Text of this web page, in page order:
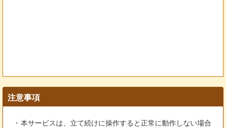
注意事項
本サービスは、立て続けに操作すると正常に動作しない場合